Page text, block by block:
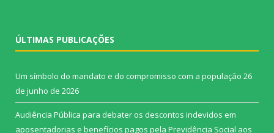
ÚLTIMAS PUBLICAÇÕES
Um símbolo do mandato e do compromisso com a população 26
de junho de 2026
Audiência Pública para debater os descontos indevidos em
aposentadorias e benefícios pagos pela Previdência Social aos